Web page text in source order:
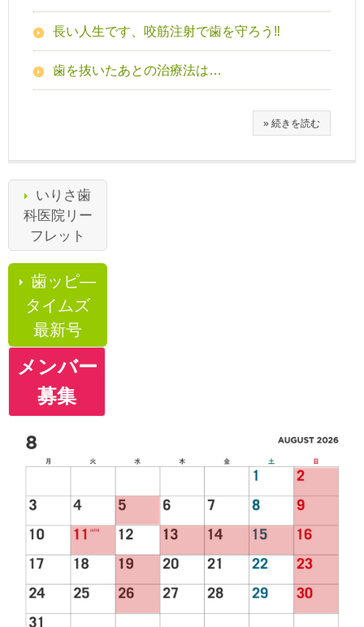
長い人生です、咬筋注射で歯を守ろう‼
歯を抜いたあとの治療法は…
» 続きを読む
いりさ歯
科医院リー
フレット
歯ッピ―
タイムズ
最新号
メンバー
募集